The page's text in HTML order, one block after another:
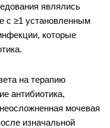
являлись
с ≥1 установленным
которые
на терапию
антибиотика,
мочевая
изначальной